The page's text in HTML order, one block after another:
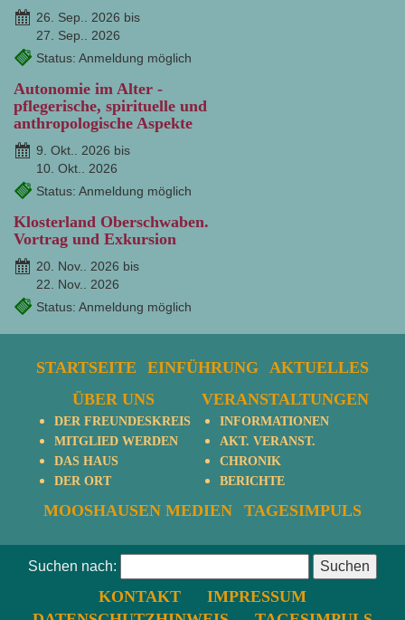
26. Sep.. 2026 bis
27. Sep.. 2026
Status: Anmeldung möglich
Autonomie im Alter -
pflegerische, spirituelle und
anthropologische Aspekte
9. Okt.. 2026 bis
10. Okt.. 2026
Status: Anmeldung möglich
Klosterland Oberschwaben.
Vortrag und Exkursion
20. Nov.. 2026 bis
22. Nov.. 2026
Status: Anmeldung möglich
STARTSEITE EINFÜHRUNG
AKTUELLES
ÜBER UNS
DER FREUNDESKREIS
MITGLIED WERDEN
DAS HAUS
DER ORT
VERANSTALTUNGEN
INFORMATIONEN
AKT. VERANST.
CHRONIK
BERICHTE
MOOSHAUSEN MEDIEN TAGESIMPULS
Suchen nach:
KONTAKT
IMPRESSUM